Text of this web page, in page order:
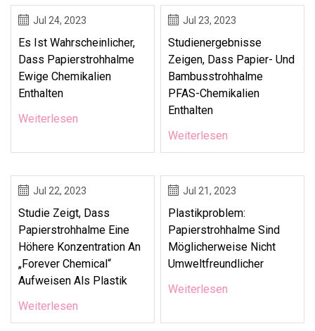
Jul 24, 2023
Es Ist Wahrscheinlicher,
Dass Papierstrohhalme
Ewige Chemikalien
Enthalten
Weiterlesen
Jul 23, 2023
Studienergebnisse
Zeigen, Dass Papier- Und
Bambusstrohhalme
PFAS-Chemikalien
Enthalten
Weiterlesen
Jul 22, 2023
Studie Zeigt, Dass
Papierstrohhalme Eine
Höhere Konzentration An
„Forever Chemical“
Aufweisen Als Plastik
Weiterlesen
Jul 21, 2023
Plastikproblem:
Papierstrohhalme Sind
Möglicherweise Nicht
Umweltfreundlicher
Weiterlesen